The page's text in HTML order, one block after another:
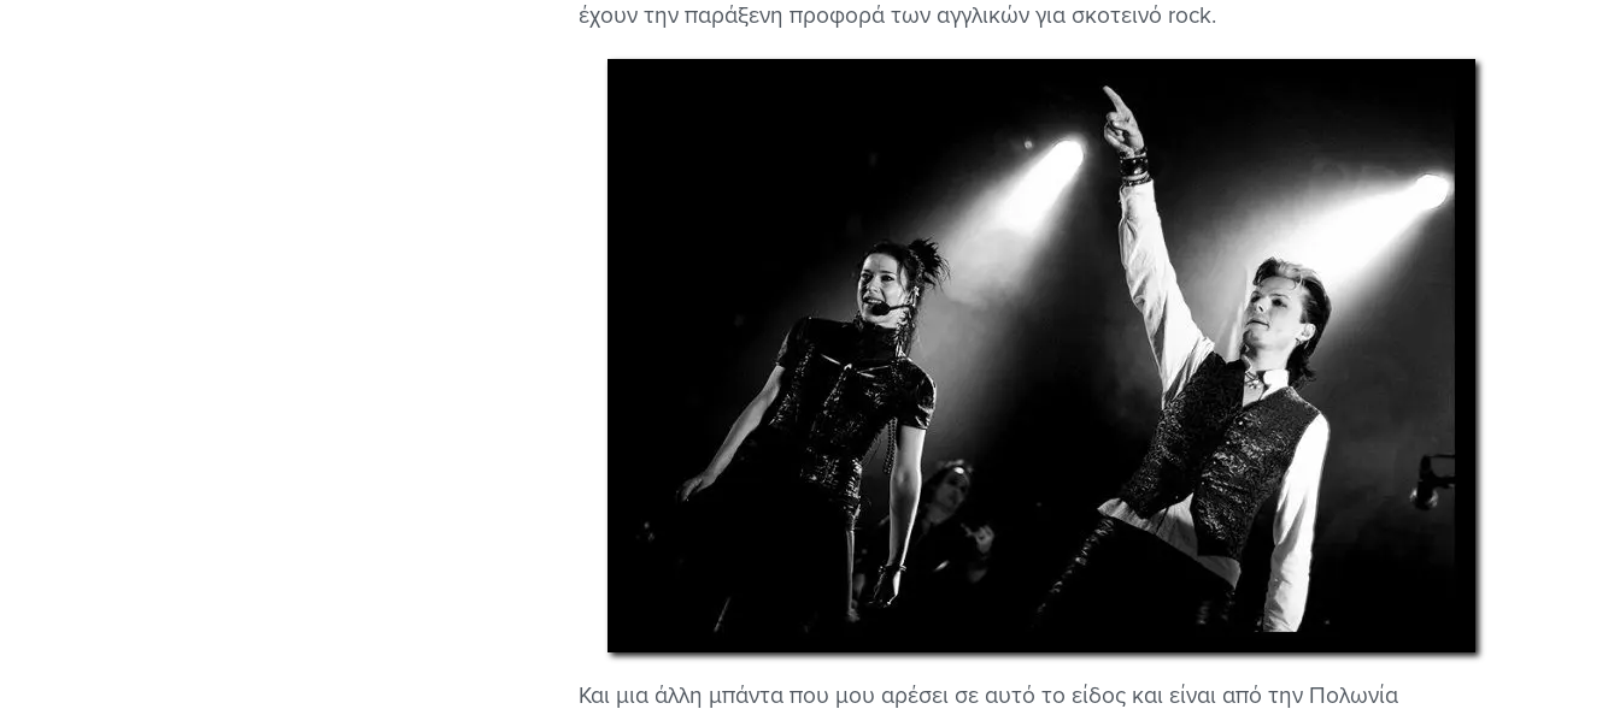
έχουν την παράξενη προφορά των αγγλικών για σκοτεινό rock.
Και μια άλλη μπάντα που μου αρέσει σε αυτό το είδος και είναι από την Πολωνία